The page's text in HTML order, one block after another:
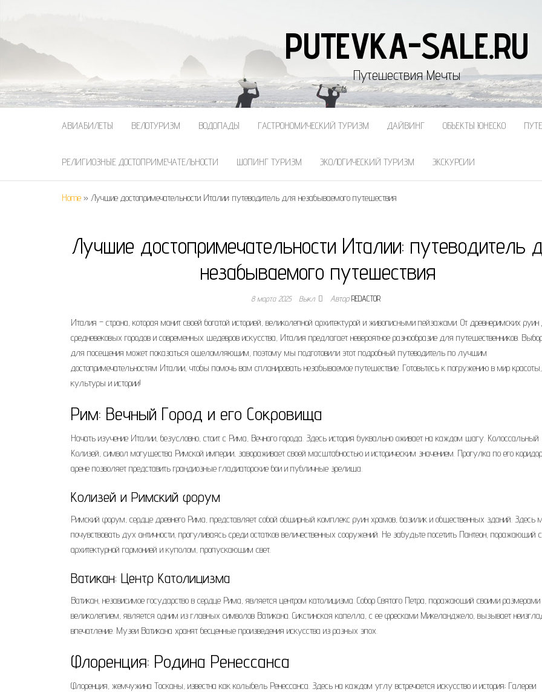
PUTEVKA-SALE.RU
Путешествия Мечты
АВИАБИЛЕТЫ ВЕЛОТУРИЗМ ВОДОПАДЫ ГАСТРОНОМИЧЕСКИЙ ТУРИЗМ ДАЙВИНГ ОБЪЕКТЫ ЮНЕСКО
РЕЛИГИОЗНЫЕ ДОСТОПРИМЕЧАТЕЛЬНОСТИ ШОПИНГ ТУРИЗМ ЭКОЛОГИЧЕСКИЙ ТУРИЗМ ЭКСКУРСИИ
Home » Лучшие достопримечательности Италии: путеводитель для незабываемого путешествия
Лучшие достопримечательности Италии: путеводитель
незабываемого путешествия
8 марта 2025 Выкл. АвторREDACTOR
Италия – страна, которая манит своей богатой историей, великолепной архитектурой и живописными пейзажами. От древнеримских руин
средневековых городов и современных шедевров искусства, Италия предлагает невероятное разнообразие для путешественников.
для посещения может показаться ошеломляющим, поэтому мы подготовили этот подробный путеводитель по лучшим
достопримечательностям Италии, чтобы помочь вам спланировать незабываемое путешествие. Готовьтесь к погружению в мир красоты,
культуры и истории!
Рим: Вечный Город и его Сокровища
Начать изучение Италии, безусловно, стоит с Рима, Вечного города. Здесь история буквально оживает на каждом шагу. Колоссальный
Колизей, символ могущества Римской империи, завораживает своей масштабностью и историческим значением. Прогулка по его
арене позволяет представить грандиозные гладиаторские бои и публичные зрелища.
Колизей и Римский форум
Римский форум, сердце древнего Рима, представляет собой обширный комплекс руин храмов, базилик и общественных зданий. Здесь
почувствовать дух античности, прогуливаясь среди остатков величественных сооружений. Не забудьте посетить Пантеон, поражающий
архитектурной гармонией и куполом, пропускающим свет.
Ватикан: Центр Католицизма
Ватикан, независимое государство в сердце Рима, является центром католицизма. Собор Святого Петра, поражающий своими
великолепием, является одним из главных символов Ватикана. Сикстинская капелла, с ее фресками Микеланджело, вызывает
впечатление. Музеи Ватикана хранят бесценные произведения искусства из разных эпох.
Флоренция: Родина Ренессанса
Флоренция, жемчужина Тосканы, известна как колыбель Ренессанса. Здесь на каждом углу встречается искусство и история; Галереи